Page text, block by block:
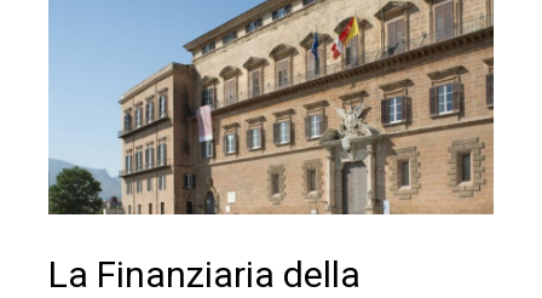
La Finanziaria della